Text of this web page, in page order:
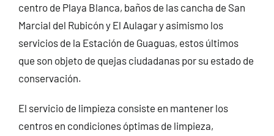
centro de Playa Blanca, baños de las cancha de San
Marcial del Rubicón y El Aulagar y asimismo los
servicios de la Estación de Guaguas, estos últimos
que son objeto de quejas ciudadanas por su estado de
conservación.
El servicio de limpieza consiste en mantener los
centros en condiciones óptimas de limpieza,